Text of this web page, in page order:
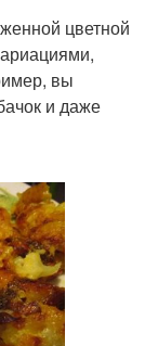
цветной
вы
и даже